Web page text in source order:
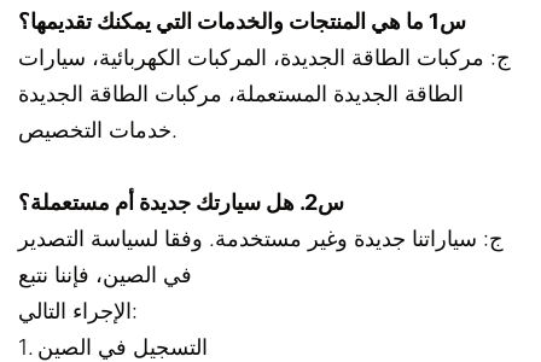
س1 ما هي المنتجات والخدمات التي يمكنك تقديمها؟
ج: مركبات الطاقة الجديدة، المركبات الكهربائية، سيارات
الطاقة الجديدة المستعملة، مركبات الطاقة الجديدة
خدمات التخصيص.
س2. هل سيارتك جديدة أم مستعملة؟
ج: سياراتنا جديدة وغير مستخدمة. وفقا لسياسة التصدير
في الصين، فإننا نتبع
الإجراء التالي:
1. التسجيل في الصين